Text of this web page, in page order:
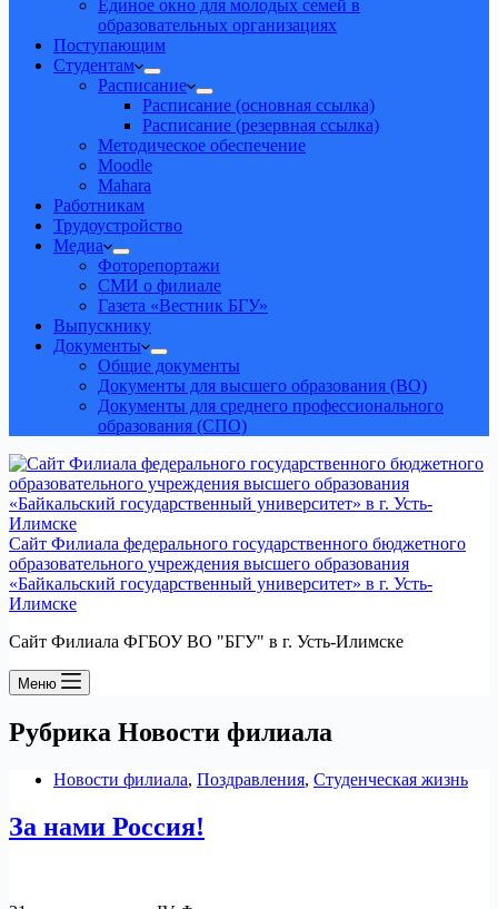
Единое окно для молодых семей в
образовательных организациях
Поступающим
Студентам
Расписание
Расписание (основная ссылка)
Расписание (резервная ссылка)
Методическое обеспечение
Moodle
Mahara
Работникам
Трудоустройство
Медиа
Фоторепортажи
СМИ о филиале
Газета «Вестник БГУ»
Выпускнику
Документы
Общие документы
Документы для высшего образования (ВО)
Документы для среднего профессионального
образования (СПО)
Сайт Филиала федерального государственного бюджетного
образовательного учреждения высшего образования
«Байкальский государственный университет» в г. Усть-
Илимске
Сайт Филиала ФГБОУ ВО "БГУ" в г. Усть-Илимске
Меню
Рубрика Новости филиала
Новости филиала, Поздравления, Студенческая жизнь
За нами Россия!